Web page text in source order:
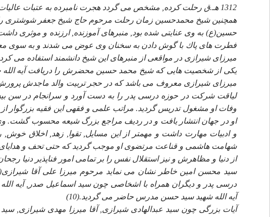
1312 هـ.ق رحلت كرده, مشخص مى گردد هجرت نامبرده به عتبات عاليات عراق قبل از اين سال بوده است.
همچنين شيخ محمدحسين زمان رحلت مرحوم حاج شيخ جعفر
حسين(ع) به وى عنايتى شده بود, منبرهاى آموزنده, ارزنده و موثرى
فطرت هاى پاك با گوش دادن به سخنان وى عوض مى شدند و به سوى
ميرزاى شيرازى در مواقعى از منبرهاى اين شيخ دانشمند استفاده مى
ميرزاى شيرازى معروف مى باشد كه در حجر تربيت والد ماجدش
لياقت شركت در حوزه درسى پدر را به دست آورد و سرانجام در سن
وفات او مشغول تدريس گرديد. مراتب علمى و فقهى اين فقيه بزرگوار از
او در جهان انتشار يافت و در رديف مراجع بزرگ شيعه محسوب گشت.
و ادبيات مهارت داشت و مهمتر از اين مسايل, تقوا, زهد, اخلاق خوش,
شهامت هاشمى و قناعت مرتضوى او موجب گرديد كه حتى تحف و هداياى
از دنيا و مظاهرش و نيز استقلال نفس را بر تمامى امور فناپذير دنيا رجحان
درسى پدر و ديگران همراه با اشخاصى چون سيد اسماعيل صدر, آيه الله
آيه الله شهيد سيد حسن مدرس حاضر مى گرديد.(10)
آيات بزرگى چون سيد عبدالهادى شيرازى, آقا ميرزا مهدى شيرازى,